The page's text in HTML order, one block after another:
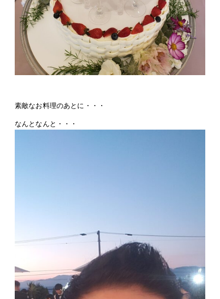
素敵なお料理のあとに・・・
なんとなんと・・・